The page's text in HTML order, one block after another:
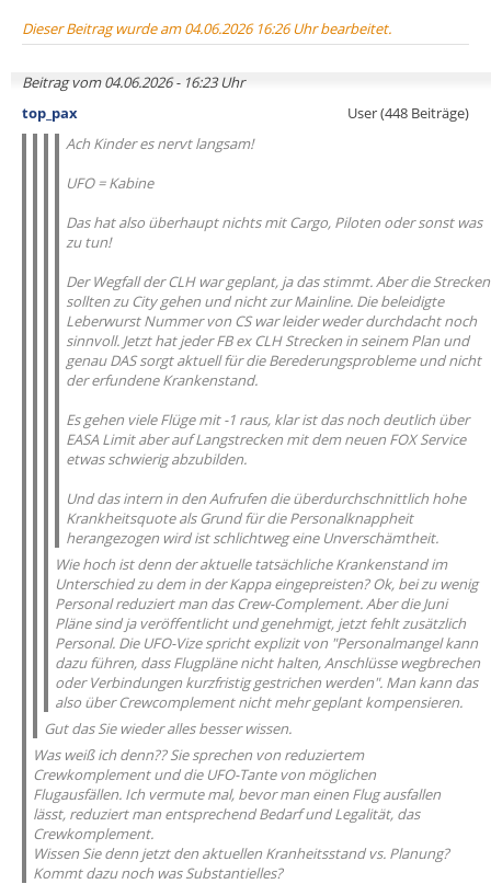
Dieser Beitrag wurde am 04.06.2026 16:26 Uhr bearbeitet.
Beitrag vom 04.06.2026 - 16:23 Uhr
top_pax
User (448 Beiträge)
Ach Kinder es nervt langsam!
UFO = Kabine
Das hat also überhaupt nichts mit Cargo, Piloten oder sonst was
zu tun!
Der Wegfall der CLH war geplant, ja das stimmt. Aber die Strecken
sollten zu City gehen und nicht zur Mainline. Die beleidigte
Leberwurst Nummer von CS war leider weder durchdacht noch
sinnvoll. Jetzt hat jeder FB ex CLH Strecken in seinem Plan und
genau DAS sorgt aktuell für die Berederungsprobleme und nicht
der erfundene Krankenstand.
Es gehen viele Flüge mit -1 raus, klar ist das noch deutlich über
EASA Limit aber auf Langstrecken mit dem neuen FOX Service
etwas schwierig abzubilden.
Und das intern in den Aufrufen die überdurchschnittlich hohe
Krankheitsquote als Grund für die Personalknappheit
herangezogen wird ist schlichtweg eine Unverschämtheit.
Wie hoch ist denn der aktuelle tatsächliche Krankenstand im
Unterschied zu dem in der Kappa eingepreisten? Ok, bei zu wenig
Personal reduziert man das Crew-Complement. Aber die Juni
Pläne sind ja veröffentlicht und genehmigt, jetzt fehlt zusätzlich
Personal. Die UFO-Vize spricht explizit von "Personalmangel kann
dazu führen, dass Flugpläne nicht halten, Anschlüsse wegbrechen
oder Verbindungen kurzfristig gestrichen werden". Man kann das
also über Crewcomplement nicht mehr geplant kompensieren.
Gut das Sie wieder alles besser wissen.
Was weiß ich denn?? Sie sprechen von reduziertem
Crewkomplement und die UFO-Tante von möglichen
Flugausfällen. Ich vermute mal, bevor man einen Flug ausfallen
lässt, reduziert man entsprechend Bedarf und Legalität, das
Crewkomplement.
Wissen Sie denn jetzt den aktuellen Kranheitsstand vs. Planung?
Kommt dazu noch was Substantielles?